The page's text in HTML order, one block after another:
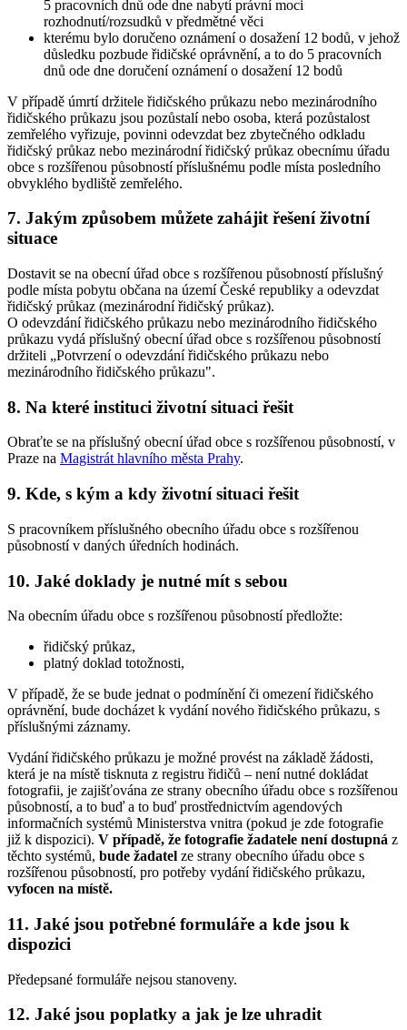
5 pracovních dnů ode dne nabytí právní moci
rozhodnutí/rozsudků v předmětné věci
kterému bylo doručeno oznámení o dosažení 12 bodů, v jehož
důsledku pozbude řidičské oprávnění, a to do 5 pracovních
dnů ode dne doručení oznámení o dosažení 12 bodů
V případě úmrtí držitele řidičského průkazu nebo mezinárodního
řidičského průkazu jsou pozůstalí nebo osoba, která pozůstalost
zemřelého vyřizuje, povinni odevzdat bez zbytečného odkladu
řidičský průkaz nebo mezinárodní řidičský průkaz obecnímu úřadu
obce s rozšířenou působností příslušnému podle místa posledního
obvyklého bydliště zemřelého.
7. Jakým způsobem můžete zahájit řešení životní
situace
Dostavit se na obecní úřad obce s rozšířenou působností příslušný
podle místa pobytu občana na území České republiky a odevzdat
řidičský průkaz (mezinárodní řidičský průkaz).
O odevzdání řidičského průkazu nebo mezinárodního řidičského
průkazu vydá příslušný obecní úřad obce s rozšířenou působností
držiteli „Potvrzení o odevzdání řidičského průkazu nebo
mezinárodního řidičského průkazu".
8. Na které instituci životní situaci řešit
Obraťte se na příslušný obecní úřad obce s rozšířenou působností, v
Praze na Magistrát hlavního města Prahy.
9. Kde, s kým a kdy životní situaci řešit
S pracovníkem příslušného obecního úřadu obce s rozšířenou
působností v daných úředních hodinách.
10. Jaké doklady je nutné mít s sebou
Na obecním úřadu obce s rozšířenou působností předložte:
řidičský průkaz,
platný doklad totožnosti,
V případě, že se bude jednat o podmínění či omezení řidičského
oprávnění, bude docházet k vydání nového řidičského průkazu, s
příslušnými záznamy.
Vydání řidičského průkazu je možné provést na základě žádosti,
která je na místě tisknuta z registru řidičů – není nutné dokládat
fotografii, je zajišťována ze strany obecního úřadu obce s rozšířenou
působností, a to buď a to buď prostřednictvím agendových
informačních systémů Ministerstva vnitra (pokud je zde fotografie
již k dispozici). V případě, že fotografie žadatele není dostupná z
těchto systémů, bude žadatel ze strany obecního úřadu obce s
rozšířenou působností, pro potřeby vydání řidičského průkazu,
vyfocen na místě.
11. Jaké jsou potřebné formuláře a kde jsou k
dispozici
Předepsané formuláře nejsou stanoveny.
12. Jaké jsou poplatky a jak je lze uhradit